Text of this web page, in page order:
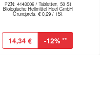
PZN: 4143009 / Tabletten, 50 St
Biologische Heilmittel Heel GmbH
Grundpreis: € 0,29 / 1St
14,34 € -12% **